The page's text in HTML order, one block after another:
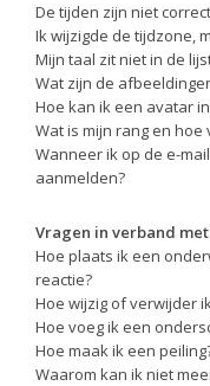
De tijden zijn niet
Ik wijzigde de tijdzone,
Mijn taal zit niet in de
Wat zijn de
Hoe kan ik een avatar
Wat is mijn rang en
Wanneer ik op de e-
aanmelden?
Vragen in verband
Hoe plaats ik een
reactie?
Hoe wijzig of verwijder
Hoe voeg ik een
Hoe maak ik een
Waarom kan ik niet